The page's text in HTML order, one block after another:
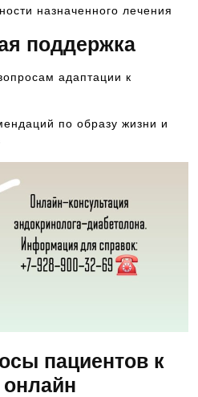
назначенного лечения
поддержка
адаптации к
по образу жизни и
пациентов к
онлайн